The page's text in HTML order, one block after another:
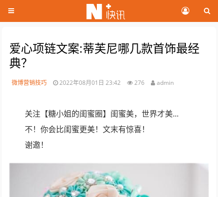
爱心项链文案:蒂芙尼哪几款首饰最经
典？
微博营销技巧 2022年08月01日 23:42 276 admin
关注【糖小姐的闺蜜圈】闺蜜美，世界才美...
不！你会比闺蜜更美！文末有惊喜！
谢邀！